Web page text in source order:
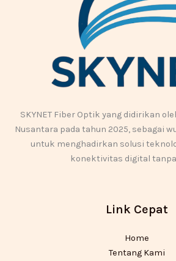
SKYNET Fiber Optik yang didirikan
Nusantara pada tahun 2025, sebagai
untuk menghadirkan solusi
konektivitas digital
Link Cepat
Home
Tentang Kami